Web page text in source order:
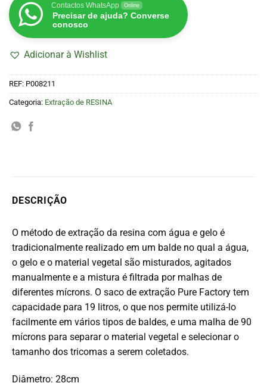
Contactos WhatsApp Online
Precisar de ajuda? Converse
conosco
Adicionar à Wishlist
REF: P008211
Categoria: Extração de RESINA
DESCRIÇÃO
O método de extração da resina com água e gelo é
tradicionalmente realizado em um balde no qual a água,
o gelo e o material vegetal são misturados, agitados
manualmente e a mistura é filtrada por malhas de
diferentes mícrons. O saco de extração Pure Factory tem
capacidade para 19 litros, o que nos permite utilizá-lo
facilmente em vários tipos de baldes, e uma malha de 90
mícrons para separar o material vegetal e selecionar o
tamanho dos tricomas a serem coletados.
Diâmetro: 28cm